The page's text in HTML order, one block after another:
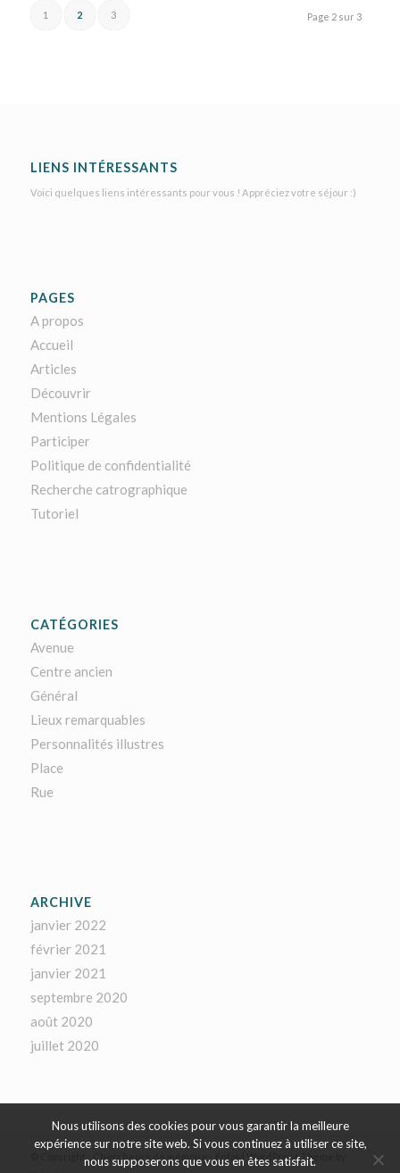
Page 2 sur 3
1 2 3
LIENS INTÉRESSANTS
Voici quelques liens intéressants pour vous ! Appréciez votre séjour :)
PAGES
A propos
Accueil
Articles
Découvrir
Mentions Légales
Participer
Politique de confidentialité
Recherche catrographique
Tutoriel
CATÉGORIES
Avenue
Centre ancien
Général
Lieux remarquables
Personnalités illustres
Place
Rue
ARCHIVE
janvier 2022
février 2021
janvier 2021
septembre 2020
août 2020
juillet 2020
Enfold WordPress Theme by
Nous utilisons des cookies pour vous garantir la meilleure
expérience sur notre site web. Si vous continuez à utiliser ce site,
nous supposerons que vous en êtes satisfait.